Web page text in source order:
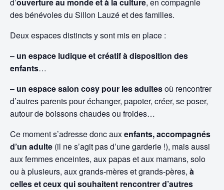
des bénévoles du Sillon Lauzé et des familles.
Deux espaces distincts y sont mis en place :
– un espace ludique et créatif à disposition des
enfants…
– un espace salon cosy pour les adultesoù rencontrer
d’autres parents pour échanger, papoter, créer, se poser,
autour de boissons chaudes ou froides…
Ce moment s’adresse donc auxenfants,accompagnés
d’un adulte (il ne s’agit pas d’une garderie !), mais aussi
aux femmes enceintes, aux papas et aux mamans, solo
ou à plusieurs, aux grands-mères et grands-pères, à
celles et ceux qui souhaitent rencontrer d’autres